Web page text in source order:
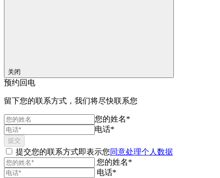
关闭
预约回电
留下您的联系方式，我们将尽快联系您
您的姓名*
电话*
提交
提交您的联系方式即表示您同意处理个人数据
您的姓名*
电话*